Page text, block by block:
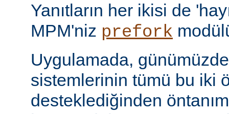
Yanıtların her ikisi de
MPM'niz prefork
Uygulamada,
sistemlerinin tümü bu iki
desteklediğinden